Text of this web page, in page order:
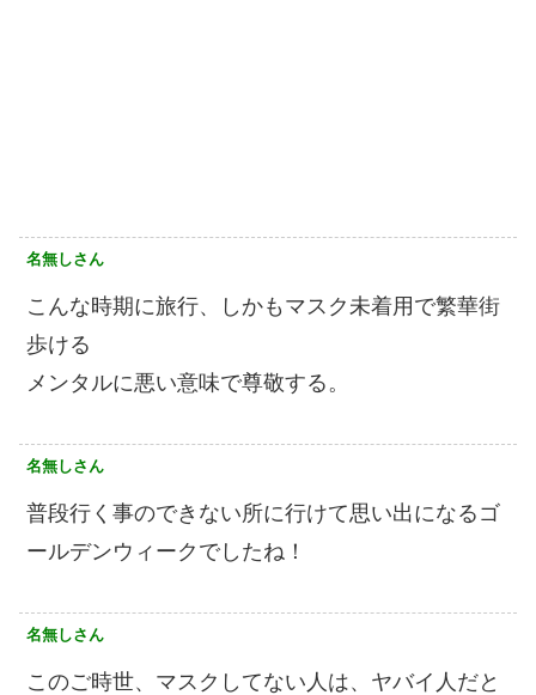
名無しさん
こんな時期に旅行、しかもマスク未着用で繁華街
歩ける
メンタルに悪い意味で尊敬する。
名無しさん
普段行く事のできない所に行けて思い出になるゴ
ールデンウィークでしたね！
名無しさん
このご時世、マスクしてない人は、ヤバイ人だと